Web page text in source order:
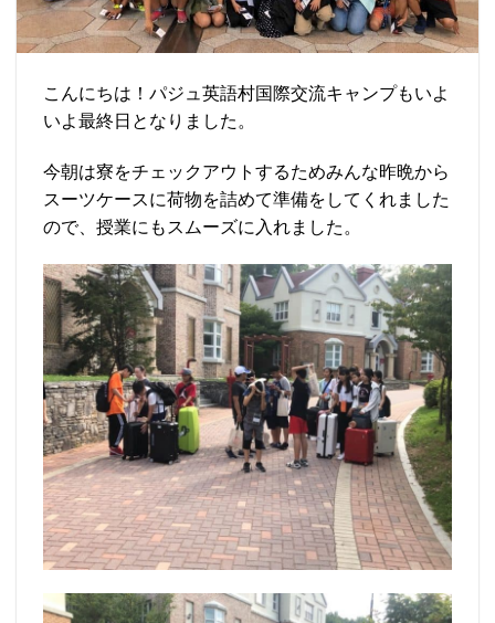
こんにちは！パジュ英語村国際交流キャンプもいよ
いよ最終日となりました。
今朝は寮をチェックアウトするためみんな昨晩から
スーツケースに荷物を詰めて準備をしてくれました
ので、授業にもスムーズに入れました。